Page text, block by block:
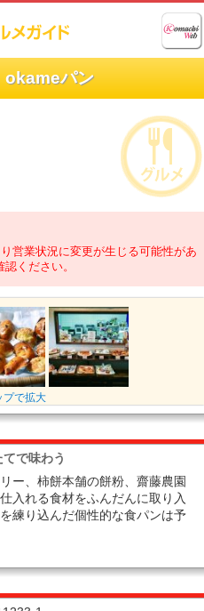
okameパン
営業状況に変更が生じる可能性があ
ください。
プで拡大
で味わう
ー、柿餅本舗の餅粉、齋藤農園
入れる食材をふんだんに取り入
練り込んだ個性的な食パンは予